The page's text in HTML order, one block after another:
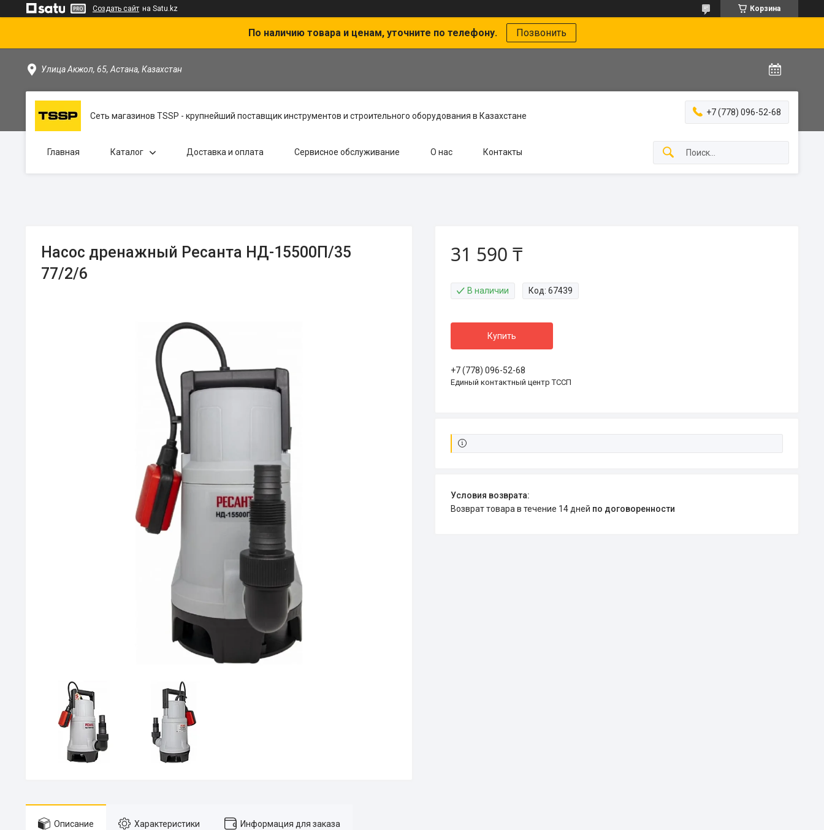
Создать сайт на Satu.kz Корзина
По наличию товара и ценам, уточните по телефону. Позвонить
Улица Акжол, 65, Астана, Казахстан
Сеть магазинов TSSP - крупнейший поставщик инструментов и строительного оборудования в Казахстане +7 (778) 096-52-68
Главная Каталог Доставка и оплата Сервисное обслуживание О нас Контакты
Насос дренажный Ресанта НД-15500П/35
77/2/6
31 590 ₸
В наличии Код: 67439
Купить
+7 (778) 096-52-68
Единый контактный центр ТССП
возврат товара в течение 14 дней по договоренности
Описание Характеристики Информация для заказа